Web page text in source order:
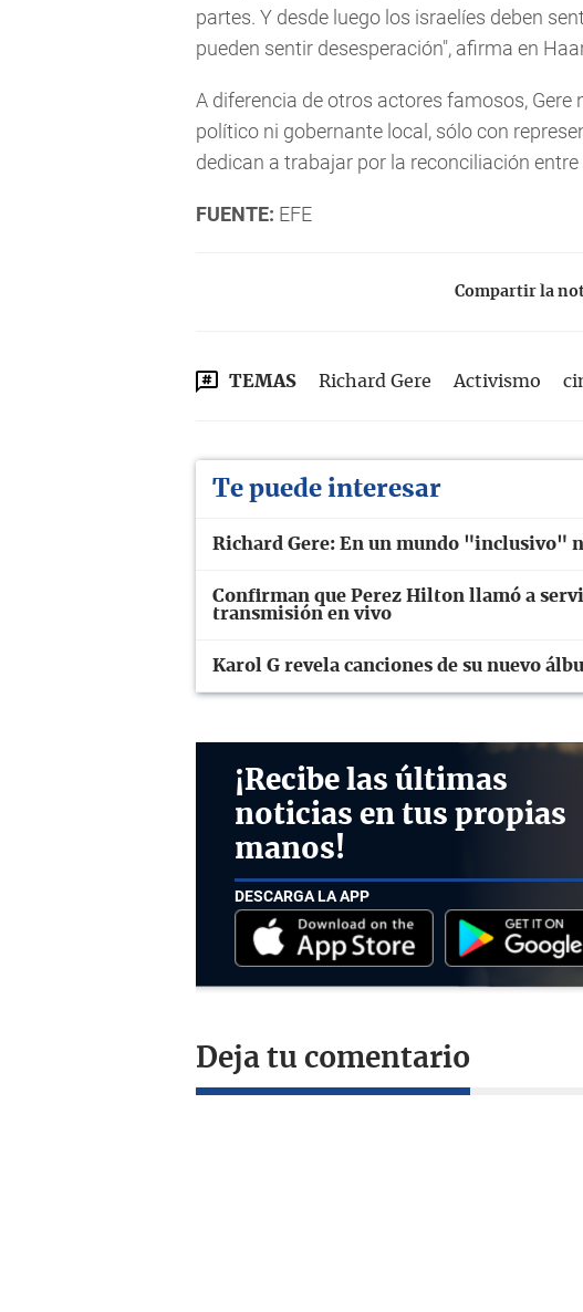
partes. Y desde luego los israelíes deben
pueden sentir desesperación", afirma en
A diferencia de otros actores famosos,
político ni gobernante local, sólo con
dedican a trabajar por la reconciliación
FUENTE: EFE
Compartir la
TEMAS Richard Gere Activismo
Te puede interesar
Richard Gere: En un mundo "inclusivo"
Confirman que Perez Hilton llamó a
transmisión en vivo
Karol G revela canciones de su nuevo
¡Recibe las últimas
noticias en tus propias
manos!
DESCARGA LA APP
Deja tu comentario